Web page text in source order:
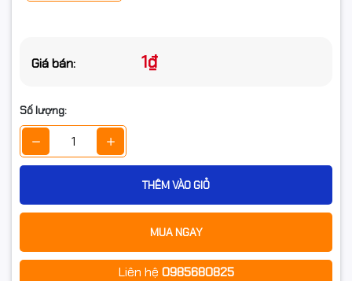
Giá bán: 1₫
Số lượng:
THÊM VÀO GIỎ
MUA NGAY
Liên hệ 0985680825